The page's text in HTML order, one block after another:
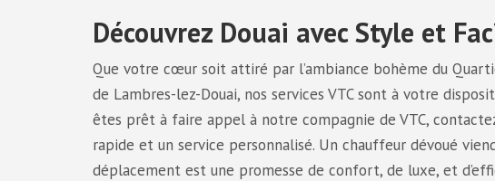
Découvrez Douai avec Style et
Que votre cœur soit attiré par l’ambiance bohème du
de Lambres-lez-Douai, nos services VTC sont à votre
êtes prêt à faire appel à notre compagnie de VTC,
rapide et un service personnalisé. Un chauffeur dévoué
déplacement est une promesse de confort, de luxe, et